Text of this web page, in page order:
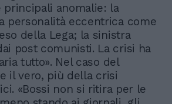
principali anomalie: la
personalità eccentrica come
della Lega; la sinistra
post comunisti. La crisi ha
tutto». Nel caso del
il vero, più della crisi
«Bossi non si ritira per le